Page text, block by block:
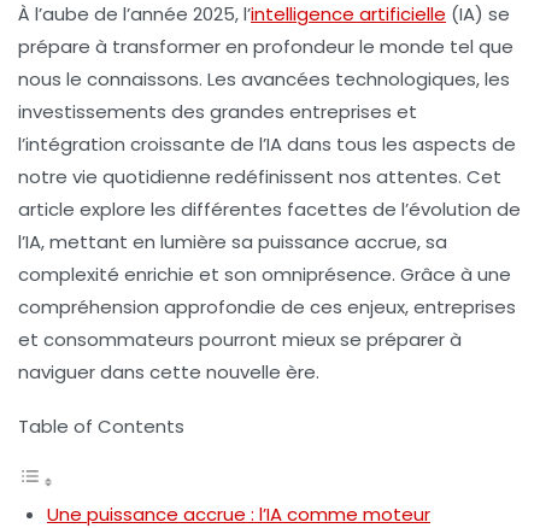
À l’aube de l’année 2025, l’intelligence artificielle (IA) se
prépare à transformer en profondeur le monde tel que
nous le connaissons. Les avancées technologiques, les
investissements des grandes entreprises et
l’intégration croissante de l’IA dans tous les aspects de
notre vie quotidienne redéfinissent nos attentes. Cet
article explore les différentes facettes de l’évolution de
l’IA, mettant en lumière sa puissance accrue, sa
complexité enrichie et son omniprésence. Grâce à une
compréhension approfondie de ces enjeux, entreprises
et consommateurs pourront mieux se préparer à
naviguer dans cette nouvelle ère.
Table of Contents
Une puissance accrue : l’IA comme moteur